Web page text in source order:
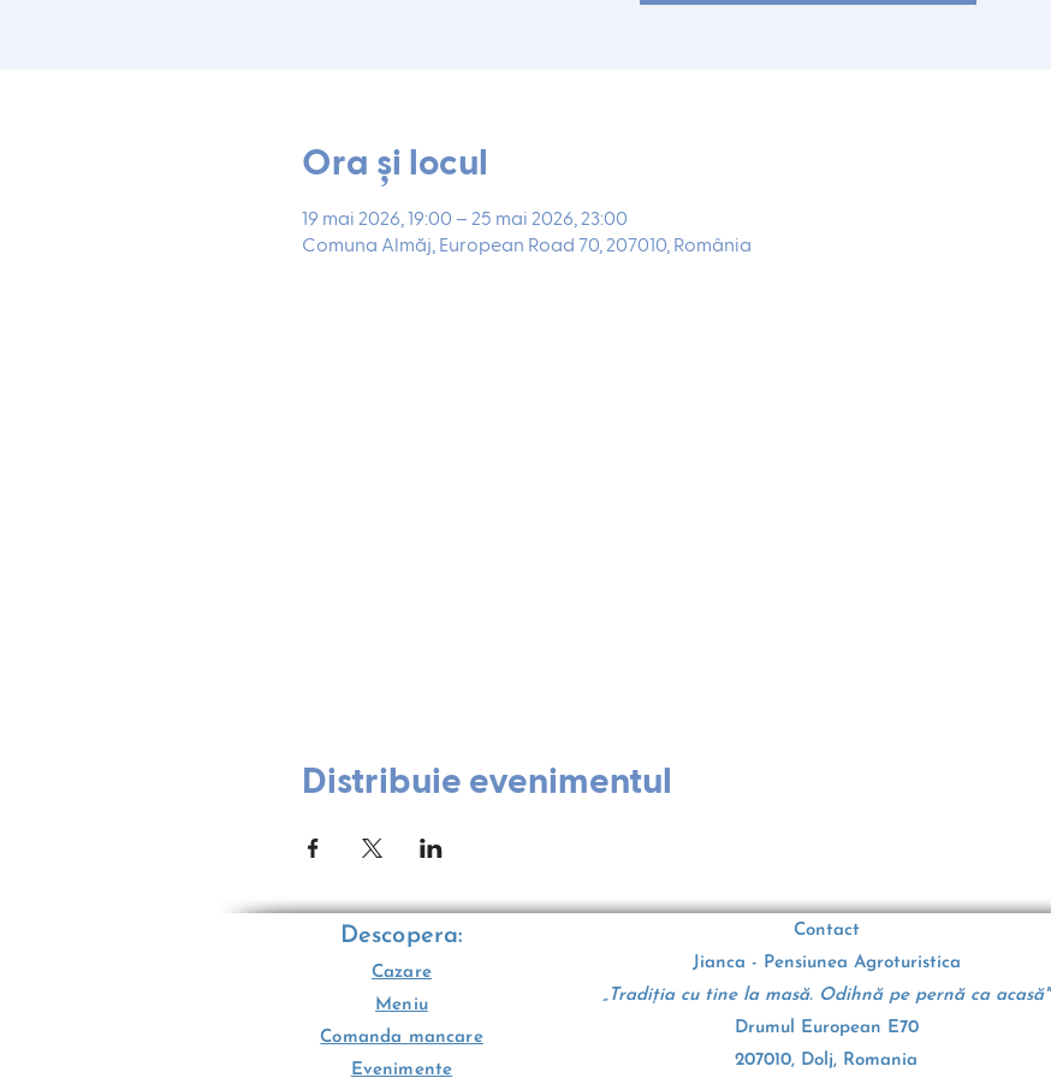
Ora și locul
19 mai 2026, 19:00 – 25 mai 2026, 23:00
Comuna Almăj, European Road 70, 207010, România
Distribuie evenimentul
Descopera:
Cazare
Meniu
Comanda mancare
Evenimente
Contact
Jianca - Pensiunea Agroturistica
„Tradiția cu tine la masă. Odihnă pe pernă ca acasă"
Drumul European E70
207010, Dolj, Romania